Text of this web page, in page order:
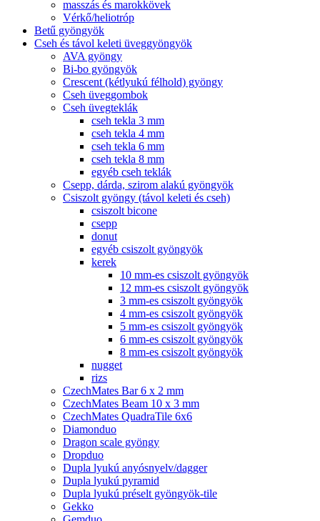
masszás és marokkövek
Vérkő/heliotróp
Betű gyöngyök
Cseh és távol keleti üveggyöngyök
AVA gyöngy
Bi-bo gyöngyök
Crescent (kétlyukú félhold) gyöngy
Cseh üveggombok
Cseh üvegteklák
cseh tekla 3 mm
cseh tekla 4 mm
cseh tekla 6 mm
cseh tekla 8 mm
egyéb cseh teklák
Csepp, dárda, szirom alakú gyöngyök
Csiszolt gyöngy (távol keleti és cseh)
csiszolt bicone
csepp
donut
egyéb csiszolt gyöngyök
kerek
10 mm-es csiszolt gyöngyök
12 mm-es csiszolt gyöngyök
3 mm-es csiszolt gyöngyök
4 mm-es csiszolt gyöngyök
5 mm-es csiszolt gyöngyök
6 mm-es csiszolt gyöngyök
8 mm-es csiszolt gyöngyök
nugget
rizs
CzechMates Bar 6 x 2 mm
CzechMates Beam 10 x 3 mm
CzechMates QuadraTile 6x6
Diamonduo
Dragon scale gyöngy
Dropduo
Dupla lyukú anyósnyelv/dagger
Dupla lyukú pyramid
Dupla lyukú préselt gyöngyök-tile
Gekko